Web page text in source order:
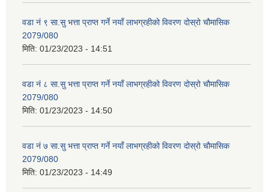
वडा नं ९ सा.सु भत्ता प्राप्त गर्ने नयाँ लाभग्रहीको विवरण दोस्रो चौमासिक
2079/080
मिति: 01/23/2023 - 14:51
वडा नं ८ सा.सु भत्ता प्राप्त गर्ने नयाँ लाभग्रहीको विवरण दोस्रो चौमासिक
2079/080
मिति: 01/23/2023 - 14:50
वडा नं ७ सा.सु भत्ता प्राप्त गर्ने नयाँ लाभग्रहीको विवरण दोस्रो चौमासिक
2079/080
मिति: 01/23/2023 - 14:49